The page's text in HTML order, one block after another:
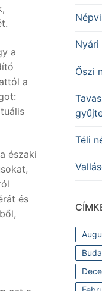
a
a
északi
és
Nyári
Őszi
Téli